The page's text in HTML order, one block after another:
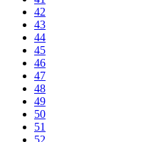
42
43
44
45
46
47
48
49
50
51
52